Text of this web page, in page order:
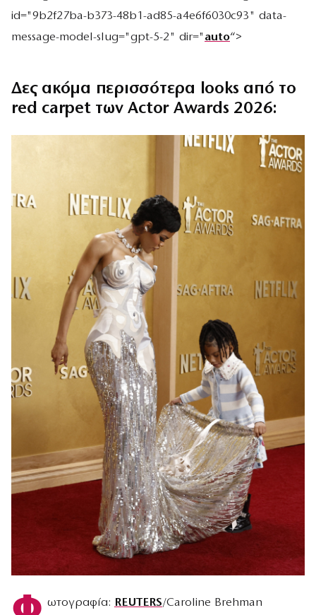
id="9b2f27ba-b373-48b1-ad85-a4e6f6030c93" data-
message-model-slug="gpt-5-2" dir=" auto“>
Δες ακόμα περισσότερα looks από το
red carpet των Actor Awards 2026:
ωτογραφία: REUTERS/Caroline Brehman